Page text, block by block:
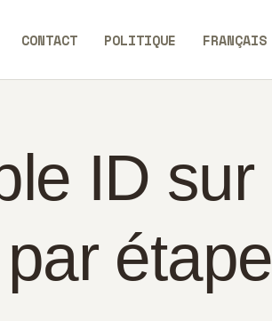
CONTACT POLITIQUE FRANÇAIS
ID sur
étape